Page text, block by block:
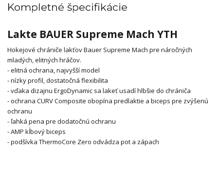
Kompletné špecifikácie
Lakte BAUER Supreme Mach YTH
Hokejové chrániče lakťov Bauer Supreme Mach pre náročných
mladých, elitných hráčov.
- elitná ochrana, najvyšší model
- nízky profil, dostatočná flexibilita
- vďaka dizajnu ErgoDynamic sa lakeť usadí hlbšie do chrániča
- ochrana CURV Composite obopína predlaktie a biceps pre zvýšenú
ochranu
- ľahká pena pre dodatočnú ochranu
- AMP kĺbový biceps
- podšívka ThermoCore Zero odvádza pot a zápach